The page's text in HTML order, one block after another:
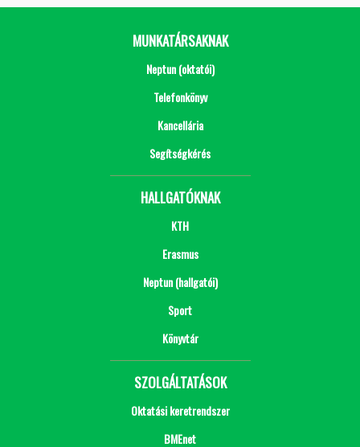
MUNKATÁRSAKNAK
Neptun (oktatói)
Telefonkönyv
Kancellária
Segítségkérés
HALLGATÓKNAK
KTH
Erasmus
Neptun (hallgatói)
Sport
Könyvtár
SZOLGÁLTATÁSOK
Oktatási keretrendszer
BMEnet